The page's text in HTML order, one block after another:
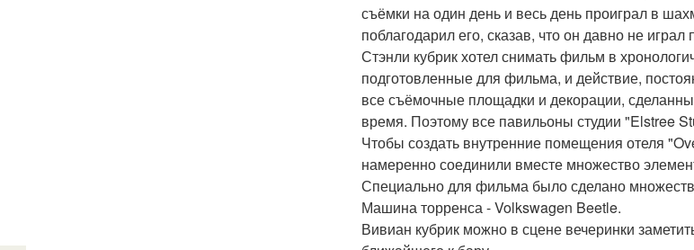
съёмки на один день и весь день проиграл в
поблагодарил его, сказав, что он давно не играл
Стэнли кубрик хотел снимать фильм в
подготовленные для фильма, и действие,
все съёмочные площадки и декорации,
время. Поэтому все павильоны студии "Elstree
Чтобы создать внутренние помещения отеля
намеренно соединили вместе множество
Специально для фильма было сделано
Машина торренса - Volkswagen Beetle.
Вивиан кубрик можно в сцене вечеринки